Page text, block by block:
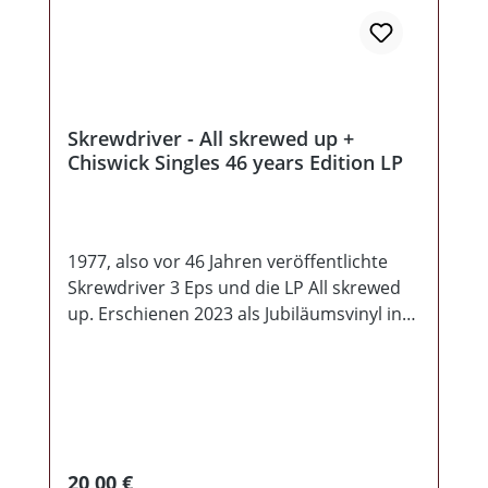
Skrewdriver - All skrewed up +
Chiswick Singles 46 years Edition LP
1977, also vor 46 Jahren veröffentlichte
Skrewdriver 3 Eps und die LP All skrewed
up. Erschienen 2023 als Jubiläumsvinyl in
Poster über die Band aus einem
Regulärer Preis: